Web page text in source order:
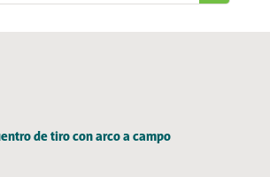
de tiro con arco a campo